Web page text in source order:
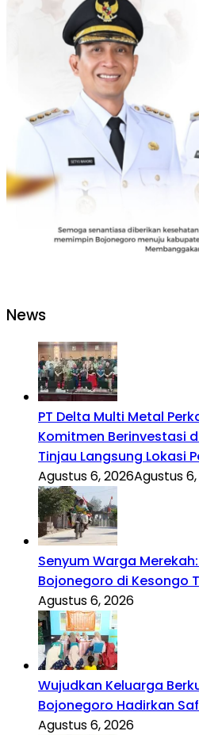
News
PT Delta Multi Metal
Komitmen Berinvestasi
Tinjau Langsung Lokasi
Agustus 6, 2026Agustus
Senyum Warga
Bojonegoro di Kesongo
Agustus 6, 2026
Wujudkan Keluarga
Bojonegoro Hadirkan
Agustus 6, 2026